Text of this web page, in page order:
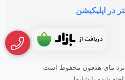
در اپلیکیشن
مای هدفون محفوظ است